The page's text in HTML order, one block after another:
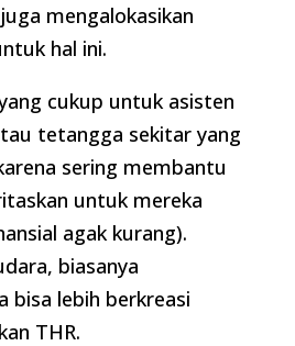
mengalokasikan
hal ini.
cukup untuk asisten
tetangga sekitar yang
sering membantu
untuk mereka
agak kurang).
biasanya
bisa lebih berkreasi
THR.